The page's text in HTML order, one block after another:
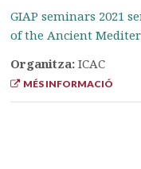
GIAP seminars 2021
of the Ancient
Organitza:ICAC
MÉS INFORMACIÓ